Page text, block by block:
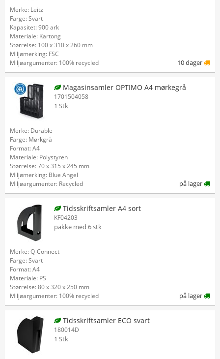
Merke: Leitz
Farge: Svart
Kapasitet: 900 ark
Materiale: Kartong
Størrelse: 100 x 310 x 260 mm
Miljømerking: FSC
Miljøargumenter: 100% recycled
10 dager
Magasinsamler OPTIMO A4 mørkegrå
1701504058
1 Stk
Merke: Durable
Farge: Mørkgrå
Format: A4
Materiale: Polystyren
Størrelse: 70 x 315 x 245 mm
Miljømerking: Blue Angel
Miljøargumenter: Recycled
på lager
Tidsskriftsamler A4 sort
KF04203
pakke med 6 stk
Merke: Q-Connect
Farge: Svart
Format: A4
Materiale: PS
Størrelse: 80 x 320 x 250 mm
Miljøargumenter: 100% recycled
på lager
Tidsskriftsamler ECO svart
180014D
1 Stk